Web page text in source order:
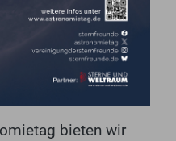
bieten wir